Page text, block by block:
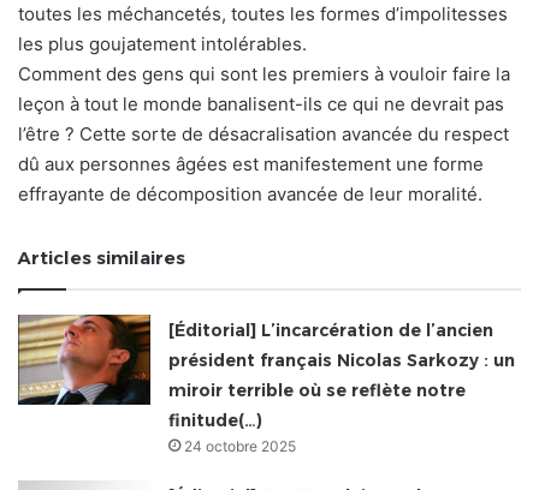
toutes les méchancetés, toutes les formes d’impolitesses
les plus goujatement intolérables.
Comment des gens qui sont les premiers à vouloir faire la
leçon à tout le monde banalisent-ils ce qui ne devrait pas
l’être ? Cette sorte de désacralisation avancée du respect
dû aux personnes âgées est manifestement une forme
effrayante de décomposition avancée de leur moralité.
Articles similaires
[Éditorial] L’incarcération de l’ancien
président français Nicolas Sarkozy : un
miroir terrible où se reflète notre
finitude(…)
24 octobre 2025